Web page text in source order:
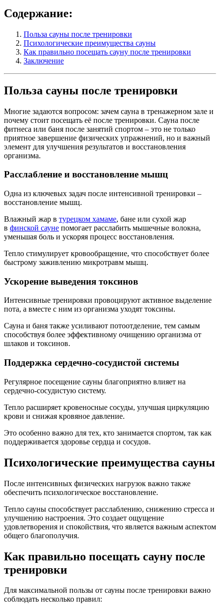
Содержание:
Польза сауны после тренировки
Психологические преимущества сауны
Как правильно посещать сауну после тренировки
Заключение
Польза сауны после тренировки
Многие задаются вопросом: зачем сауна в тренажерном зале и
почему стоит посещать её после тренировки. Сауна после
фитнеса или баня после занятий спортом – это не только
приятное завершение физических упражнений, но и важный
элемент для улучшения результатов и восстановления
организма.
Расслабление и восстановление мышц
Одна из ключевых задач после интенсивной тренировки –
восстановление мышц.
Влажный жар в турецком хамаме, бане или сухой жар
в финской сауне помогает расслабить мышечные волокна,
уменьшая боль и ускоряя процесс восстановления.
Тепло стимулирует кровообращение, что способствует более
быстрому заживлению микротравм мышц.
Ускорение выведения токсинов
Интенсивные тренировки провоцируют активное выделение
пота, а вместе с ним из организма уходят токсины.
Сауна и баня также усиливают потоотделение, тем самым
способствуя более эффективному очищению организма от
шлаков и токсинов.
Поддержка сердечно-сосудистой системы
Регулярное посещение сауны благоприятно влияет на
сердечно-сосудистую систему.
Тепло расширяет кровеносные сосуды, улучшая циркуляцию
крови и снижая кровяное давление.
Это особенно важно для тех, кто занимается спортом, так как
поддерживается здоровье сердца и сосудов.
Психологические преимущества сауны
После интенсивных физических нагрузок важно также
обеспечить психологическое восстановление.
Тепло сауны способствует расслаблению, снижению стресса и
улучшению настроения. Это создает ощущение
удовлетворения и спокойствия, что является важным аспектом
общего благополучия.
Как правильно посещать сауну после
тренировки
Для максимальной пользы от сауны после тренировки важно
соблюдать несколько правил: